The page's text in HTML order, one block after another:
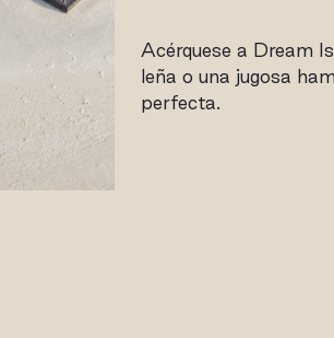
Acérquese a Dream
leña o una jugosa
perfecta.